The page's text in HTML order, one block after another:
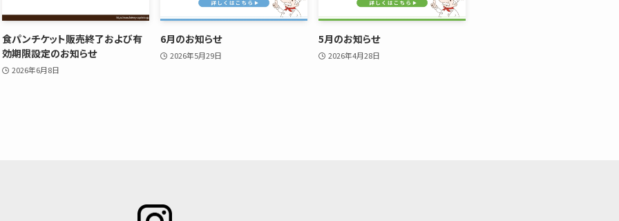
食パンチケット販売終了および有
効期限設定のお知らせ
2026年6月8日
6月のお知らせ
2026年5月29日
5月のお知らせ
2026年4月28日